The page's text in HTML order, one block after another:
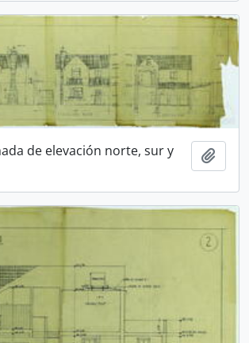
de elevación norte, sur y